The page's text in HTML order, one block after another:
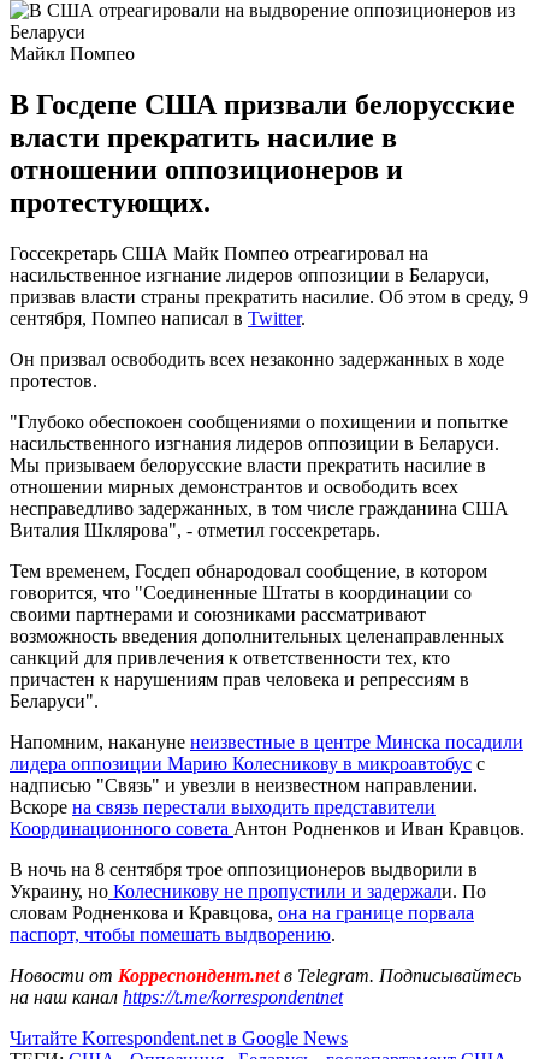
Майкл Помпео
В Госдепе США призвали белорусские
власти прекратить насилие в
отношении оппозиционеров и
протестующих.
Госсекретарь США Майк Помпео отреагировал на
насильственное изгнание лидеров оппозиции в Беларуси,
призвав власти страны прекратить насилие. Об этом в среду, 9
сентября, Помпео написал в Twitter.
Он призвал освободить всех незаконно задержанных в ходе
протестов.
"Глубоко обеспокоен сообщениями о похищении и попытке
насильственного изгнания лидеров оппозиции в Беларуси.
Мы призываем белорусские власти прекратить насилие в
отношении мирных демонстрантов и освободить всех
несправедливо задержанных, в том числе гражданина США
Виталия Шклярова", - отметил госсекретарь.
Тем временем, Госдеп обнародовал сообщение, в котором
говорится, что "Соединенные Штаты в координации со
своими партнерами и союзниками рассматривают
возможность введения дополнительных целенаправленных
санкций для привлечения к ответственности тех, кто
причастен к нарушениям прав человека и репрессиям в
Беларуси".
Напомним, накануне неизвестные в центре Минска посадили
лидера оппозиции Марию Колесникову в микроавтобус с
надписью "Связь" и увезли в неизвестном направлении.
Вскоре на связь перестали выходить представители
Координационного совета Антон Родненков и Иван Кравцов.
В ночь на 8 сентября трое оппозиционеров выдворили в
Украину, но Колесникову не пропустили и задержали. По
словам Родненкова и Кравцова, она на границе порвала
паспорт, чтобы помешать выдворению.
Новости от Корреспондент.netв Telegram. Подписывайтесь
на наш канал https://t.me/korrespondentnet
Читайте Korrespondent.net в Google News